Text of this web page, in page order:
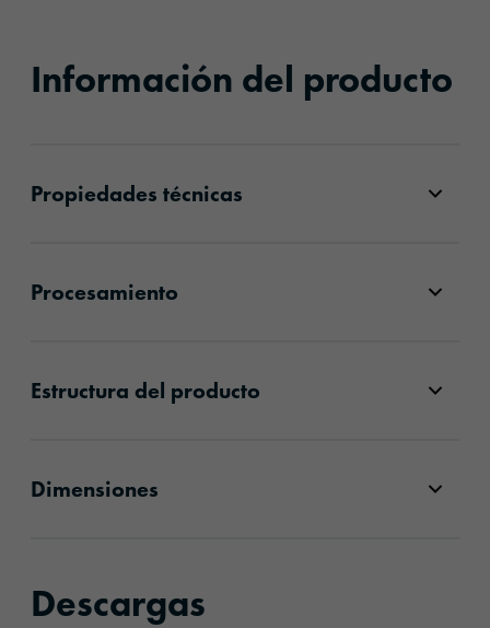
Información del producto
Propiedades técnicas
Procesamiento
Estructura del producto
Dimensiones
Descargas